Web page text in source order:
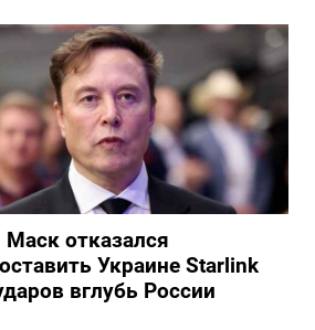
Маск отказался
Украине Starlink
вглубь России